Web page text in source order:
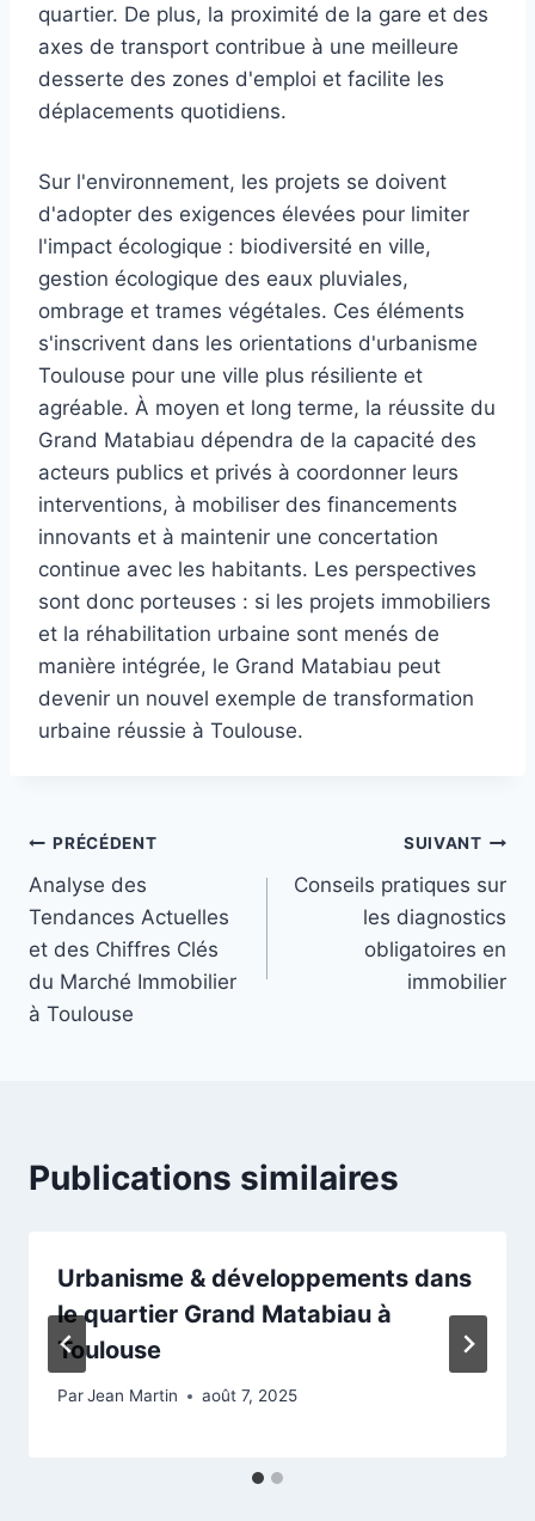
quartier. De plus, la proximité de la gare et des
axes de transport contribue à une meilleure
desserte des zones d'emploi et facilite les
déplacements quotidiens.
Sur l'environnement, les projets se doivent
d'adopter des exigences élevées pour limiter
l'impact écologique : biodiversité en ville,
gestion écologique des eaux pluviales,
ombrage et trames végétales. Ces éléments
s'inscrivent dans les orientations d'urbanisme
Toulouse pour une ville plus résiliente et
agréable. À moyen et long terme, la réussite du
Grand Matabiau dépendra de la capacité des
acteurs publics et privés à coordonner leurs
interventions, à mobiliser des financements
innovants et à maintenir une concertation
continue avec les habitants. Les perspectives
sont donc porteuses : si les projets immobiliers
et la réhabilitation urbaine sont menés de
manière intégrée, le Grand Matabiau peut
devenir un nouvel exemple de transformation
urbaine réussie à Toulouse.
Navigation
de
l’article
PRÉCÉDENT
Analyse des
Tendances Actuelles
et des Chiffres Clés
du Marché Immobilier
à Toulouse
SUIVANT
Conseils pratiques sur
les diagnostics
obligatoires en
immobilier
Publications similaires
Urbanisme & développements dans
le quartier Grand Matabiau à
Toulouse
ParJean Martin août 7, 2025